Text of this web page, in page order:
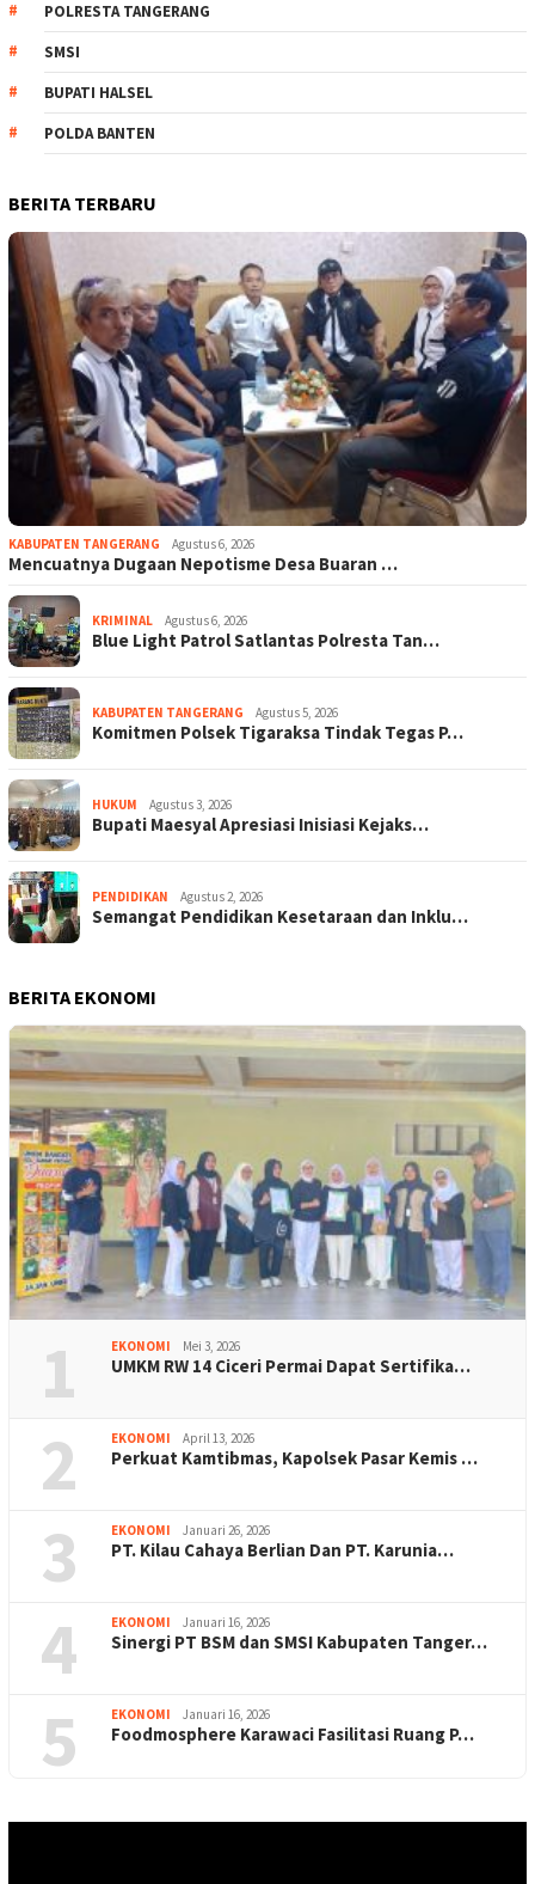
POLRESTA TANGERANG
SMSI
BUPATI HALSEL
POLDA BANTEN
BERITA TERBARU
KABUPATEN TANGERANG Agustus 6, 2026
Mencuatnya Dugaan Nepotisme Desa Buaran …
KRIMINAL Agustus 6, 2026
Blue Light Patrol Satlantas Polresta Tan…
KABUPATEN TANGERANG Agustus 5, 2026
Komitmen Polsek Tigaraksa Tindak Tegas P…
HUKUM Agustus 3, 2026
Bupati Maesyal Apresiasi Inisiasi Kejaks…
PENDIDIKAN Agustus 2, 2026
Semangat Pendidikan Kesetaraan dan Inklu…
BERITA EKONOMI
1 EKONOMI Mei 3, 2026
UMKM RW 14 Ciceri Permai Dapat Sertifika…
2 EKONOMI April 13, 2026
Perkuat Kamtibmas, Kapolsek Pasar Kemis …
3 EKONOMI Januari 26, 2026
PT. Kilau Cahaya Berlian Dan PT. Karunia…
4 EKONOMI Januari 16, 2026
Sinergi PT BSM dan SMSI Kabupaten Tanger…
5 EKONOMI Januari 16, 2026
Foodmosphere Karawaci Fasilitasi Ruang P…